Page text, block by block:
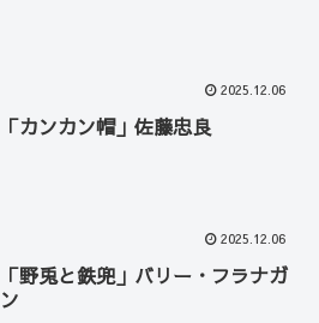
2025.12.06
「カンカン帽」佐藤忠良
2025.12.06
「野兎と鉄兜」バリー・フラナガ
ン